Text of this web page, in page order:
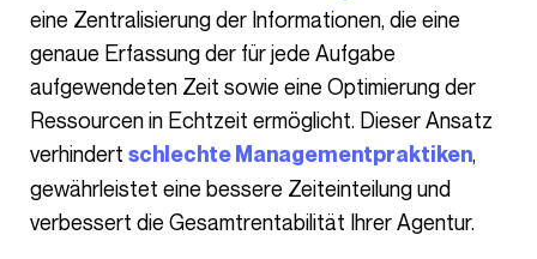
eine Zentralisierung der Informationen, die eine
genaue Erfassung der für jede Aufgabe
aufgewendeten Zeit sowie eine Optimierung der
Ressourcen in Echtzeit ermöglicht. Dieser Ansatz
verhindert schlechte Managementpraktiken,
gewährleistet eine bessere Zeiteinteilung und
verbessert die Gesamtrentabilität Ihrer Agentur.